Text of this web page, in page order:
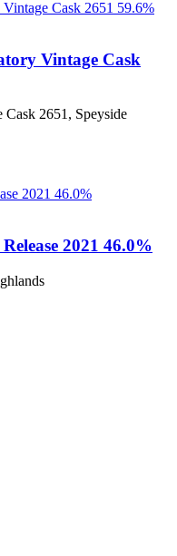
Vintage Cask
Cask 2651, Speyside
2021 46.0%